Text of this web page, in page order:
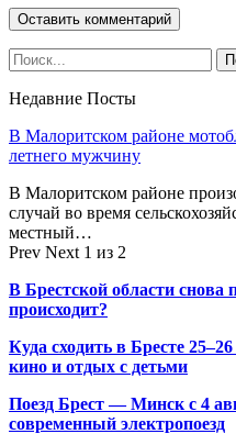
Недавние Посты
В Малоритском районе
летнего мужчину
В Малоритском районе
случай во время
местный…
Prev Next 1 из 2
В Брестской области
происходит?
Куда сходить в Бресте
кино и отдых с детьми
Поезд Брест — Минск с 4
современный электропоезд